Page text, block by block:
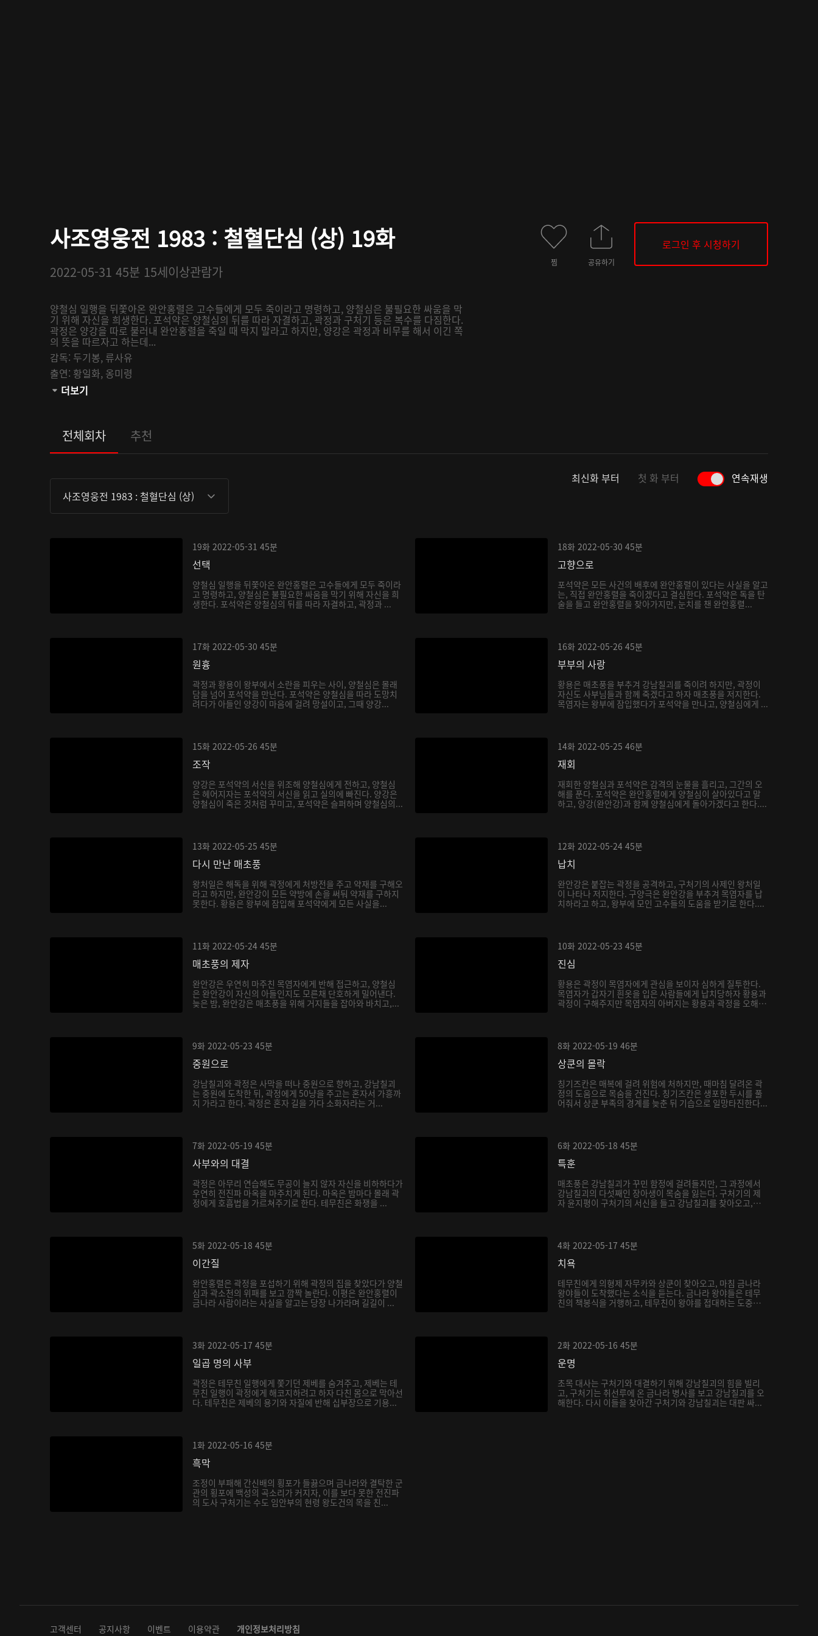
사조영웅전 1983 : 철혈단심 (상) 19화
2022-05-31 45분 15세이상관람가
양철심 일행을 뒤쫓아온 완안홍렬은 고수들에게 모두 죽이라고 명령하고, 양철심은 불필요한 싸움을 막
기 위해 자신을 희생한다. 포석약은 양철심의 뒤를 따라 자결하고, 곽정과 구처기 등은 복수를 다짐한다.
곽정은 양강을 따로 불러내 완안홍렬을 죽일 때 막지 말라고 하지만, 양강은 곽정과 비무를 해서 이긴 쪽
의 뜻을 따르자고 하는데...
감독: 두기봉, 류사유
출연: 황일화, 옹미령
관람등급:
더보기
찜 공유하기
로그인 후 시청하기
전체회차 추천
사조영웅전 1983 : 철혈단심 (상)
최신화 부터 첫 화 부터 연속재생
19화 2022-05-31 45분
선택
양철심 일행을 뒤쫓아온 완안홍렬은 고수들에게 모두 죽이라
고 명령하고, 양철심은 불필요한 싸움을 막기 위해 자신을 희
생한다. 포석약은 양철심의 뒤를 따라 자결하고, 곽정과 ...
18화 2022-05-30 45분
고향으로
포석약은 모든 사건의 배후에 완안홍렬이 있다는 사실을 알고
는, 직접 완안홍렬을 죽이겠다고 결심한다. 포석약은 독을 탄
술을 들고 완안홍렬을 찾아가지만, 눈치를 챈 완안홍렬...
17화 2022-05-30 45분
원흉
곽정과 황용이 왕부에서 소란을 피우는 사이, 양철심은 몰래
담을 넘어 포석약을 만난다. 포석약은 양철심을 따라 도망치
려다가 아들인 양강이 마음에 걸려 망설이고, 그때 양강...
16화 2022-05-26 45분
부부의 사랑
황용은 매초풍을 부추겨 강남칠괴를 죽이려 하지만, 곽정이
자신도 사부님들과 함께 죽겠다고 하자 매초풍을 저지한다.
목염자는 왕부에 잠입했다가 포석약을 만나고, 양철심에게 ...
15화 2022-05-26 45분
조작
양강은 포석약의 서신을 위조해 양철심에게 전하고, 양철심
은 헤어지자는 포석약의 서신을 읽고 실의에 빠진다. 양강은
양철심이 죽은 것처럼 꾸미고, 포석약은 슬퍼하며 양철심의...
14화 2022-05-25 46분
재회
재회한 양철심과 포석약은 감격의 눈물을 흘리고, 그간의 오
해를 푼다. 포석약은 완안홍렬에게 양철심이 살아있다고 말
하고, 양강(완안강)과 함께 양철심에게 돌아가겠다고 한다....
13화 2022-05-25 45분
다시 만난 매초풍
왕처일은 해독을 위해 곽정에게 처방전을 주고 약재를 구해오
라고 하지만, 완안강이 모든 약방에 손을 써둬 약재를 구하지
못한다. 황용은 왕부에 잠입해 포석약에게 모든 사실을...
12화 2022-05-24 45분
납치
완안강은 붙잡는 곽정을 공격하고, 구처기의 사제인 왕처일
이 나타나 저지한다. 구양극은 완안강을 부추겨 목염자를 납
치하라고 하고, 왕부에 모인 고수들의 도움을 받기로 한다....
11화 2022-05-24 45분
매초풍의 제자
완안강은 우연히 마주친 목염자에게 반해 접근하고, 양철심
은 완안강이 자신의 아들인지도 모른채 단호하게 밀어낸다.
늦은 밤, 완안강은 매초풍을 위해 거지들을 잡아와 바치고,...
10화 2022-05-23 45분
진심
황용은 곽정이 목염자에게 관심을 보이자 심하게 질투한다.
목염자가 갑자기 흰옷을 입은 사람들에게 납치당하자 황용과
곽정이 구해주지만 목염자의 아버지는 황용과 곽정을 오해
9화 2022-05-23 45분
중원으로
강남칠괴와 곽정은 사막을 떠나 중원으로 향하고, 강남칠괴
는 중원에 도착한 뒤, 곽정에게 50냥을 주고는 혼자서 가흥까
지 가라고 한다. 곽정은 혼자 길을 가다 소화자라는 거...
8화 2022-05-19 46분
상쿤의 몰락
칭기즈칸은 매복에 걸려 위험에 처하지만, 때마침 달려온 곽
정의 도움으로 목숨을 건진다. 칭기즈칸은 생포한 두시를 풀
어줘서 상쿤 부족의 경계를 늦춘 뒤 기습으로 일망타진한다...
7화 2022-05-19 45분
사부와의 대결
곽정은 아무리 연습해도 무공이 늘지 않자 자신을 비하하다가
우연히 전진파 마옥을 마주치게 된다. 마옥은 밤마다 몰래 곽
정에게 호흡법을 가르쳐주기로 한다. 테무친은 화쟁을 ...
6화 2022-05-18 45분
특훈
매초풍은 강남칠괴가 꾸민 함정에 걸려들지만, 그 과정에서
강남칠괴의 다섯째인 장아생이 목숨을 잃는다. 구처기의 제
자 윤지평이 구처기의 서신을 들고 강남칠괴를 찾아오고,
5화 2022-05-18 45분
이간질
완안홍렬은 곽정을 포섭하기 위해 곽정의 집을 찾았다가 양철
심과 곽소천의 위패를 보고 깜짝 놀란다. 이평은 완안홍렬이
금나라 사람이라는 사실을 알고는 당장 나가라며 길길이 ...
4화 2022-05-17 45분
치욕
테무친에게 의형제 자무카와 상쿤이 찾아오고, 마침 금나라
왕야들이 도착했다는 소식을 듣는다. 금나라 왕야들은 테무
친의 책봉식을 거행하고, 테무친이 왕야를 접대하는 도중
3화 2022-05-17 45분
일곱 명의 사부
곽정은 테무친 일행에게 쫓기던 제베를 숨겨주고, 제베는 테
무친 일행이 곽정에게 해코지하려고 하자 다친 몸으로 막아선
다. 테무친은 제베의 용기와 자질에 반해 십부장으로 기용...
2화 2022-05-16 45분
운명
초목 대사는 구처기와 대결하기 위해 강남칠괴의 힘을 빌리
고, 구처기는 취선루에 온 금나라 병사를 보고 강남칠괴를 오
해한다. 다시 이들을 찾아간 구처기와 강남칠괴는 대판 싸...
1화 2022-05-16 45분
흑막
조정이 부패해 간신배의 횡포가 들끓으며 금나라와 결탁한 군
관의 횡포에 백성의 곡소리가 커지자, 이를 보다 못한 전진파
의 도사 구처기는 수도 임안부의 현령 왕도건의 목을 친...
고객센터 공지사항 이벤트 이용약관 개인정보처리방침